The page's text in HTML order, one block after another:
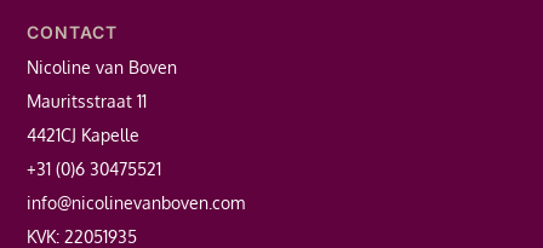
CONTACT
Nicoline van Boven
Mauritsstraat 11
4421CJ Kapelle
+31 (0)6 30475521
info@nicolinevanboven.com
KVK: 22051935